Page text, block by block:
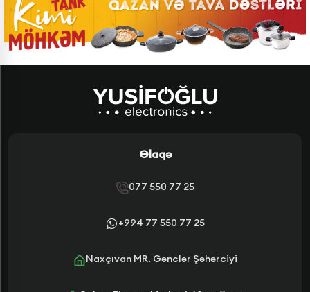
Əlaqə
077 550 77 25
+994 77 550 77 25
Naxçıvan MR. Gənclər Şəhərciyi